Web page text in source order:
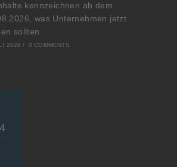
kennzeichnen ab dem
was Unternehmen jetzt
sollten
2026 / 0 COMMENTS